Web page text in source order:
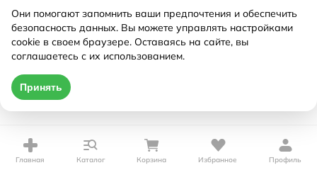
Рецепт Не требуется
Цена действительна только при оформлении онлайн
Главная Каталог Корзина Избранное Профиль
Они помогают запомнить ваши предпочтения и обеспечить
безопасность данных. Вы можете управлять настройками
cookie в своем браузере. Оставаясь на сайте, вы
соглашаетесь с их использованием.
Принять